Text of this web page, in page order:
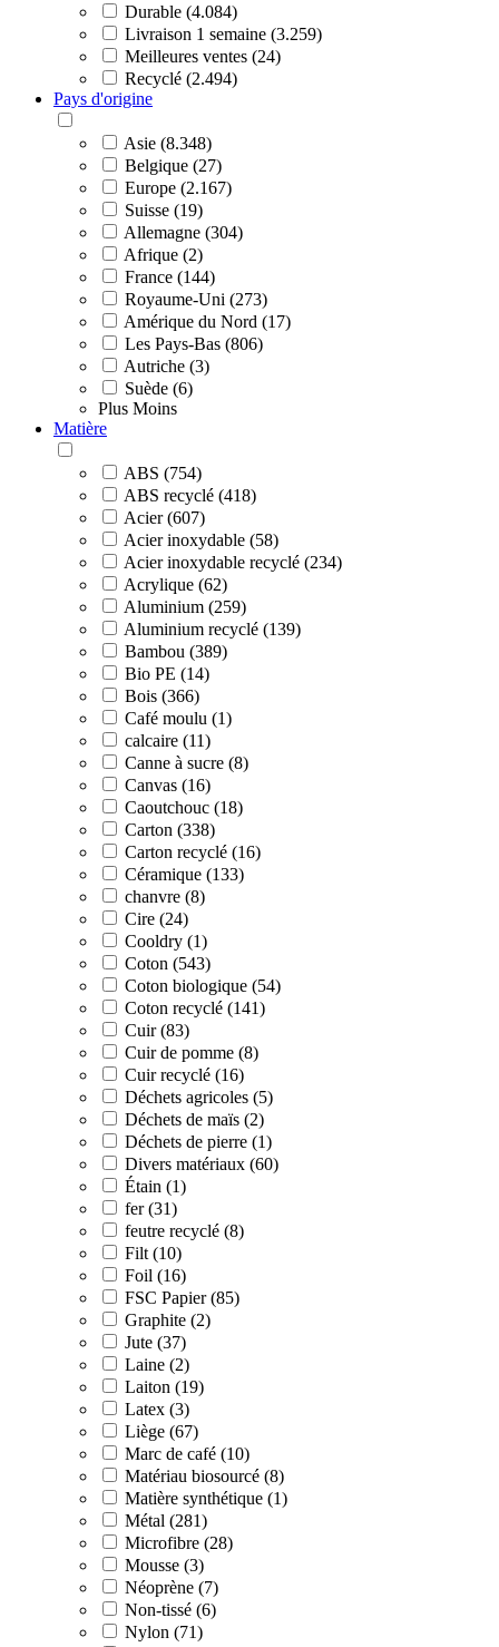
Durable (4.084)
Livraison 1 semaine (3.259)
Meilleures ventes (24)
Recyclé (2.494)
Pays d'origine
Asie (8.348)
Belgique (27)
Europe (2.167)
Suisse (19)
Allemagne (304)
Afrique (2)
France (144)
Royaume-Uni (273)
Amérique du Nord (17)
Les Pays-Bas (806)
Autriche (3)
Suède (6)
Plus Moins
Matière
ABS (754)
ABS recyclé (418)
Acier (607)
Acier inoxydable (58)
Acier inoxydable recyclé (234)
Acrylique (62)
Aluminium (259)
Aluminium recyclé (139)
Bambou (389)
Bio PE (14)
Bois (366)
Café moulu (1)
calcaire (11)
Canne à sucre (8)
Canvas (16)
Caoutchouc (18)
Carton (338)
Carton recyclé (16)
Céramique (133)
chanvre (8)
Cire (24)
Cooldry (1)
Coton (543)
Coton biologique (54)
Coton recyclé (141)
Cuir (83)
Cuir de pomme (8)
Cuir recyclé (16)
Déchets agricoles (5)
Déchets de maïs (2)
Déchets de pierre (1)
Divers matériaux (60)
Étain (1)
fer (31)
feutre recyclé (8)
Filt (10)
Foil (16)
FSC Papier (85)
Graphite (2)
Jute (37)
Laine (2)
Laiton (19)
Latex (3)
Liège (67)
Marc de café (10)
Matériau biosourcé (8)
Matière synthétique (1)
Métal (281)
Microfibre (28)
Mousse (3)
Néoprène (7)
Non-tissé (6)
Nylon (71)